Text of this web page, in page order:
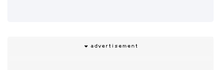
อมโยงทั้งในรูปแบบทวิภาคีและพหุภาคี พร้อมขยายขอบเขตให้
ครอบคลุมผู้มีส่วนร่วมในระบบนิเวศการชำระเงินที่หลากหลาย
ซึ่งรวมถึงผู้ให้บริการบัญชี (เช่น ผู้ให้บริการวอลเล็ต) ผู้ผลิตอุ